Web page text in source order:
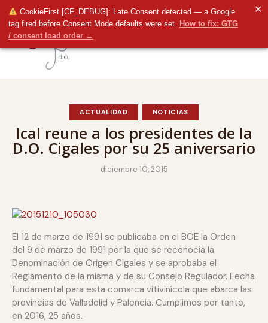
CookieFirst [CF_DEBUG]: Late Consent detected — a Google
tag fired before Consent Mode defaults were set. How to fix: GTG
/ consent load order →
✕
ACTUALIDAD NOTICIAS
Ical reune a los presidentes de la
D.O. Cigales por su 25 aniversario
diciembre 10, 2015
El 12 de marzo de 1991 se publicaba en el BOE la Orden
del 9 de marzo de 1991 por la que se reconocía la
Denominación de Origen Cigales y se aprobaba el
Reglamento de la misma y de su Consejo Regulador. Fecha
fundamental para esta comarca vitivinícola que abarca las
provincias de Valladolid y Palencia. Cumplimos por tanto,
en 2016, 25 años.